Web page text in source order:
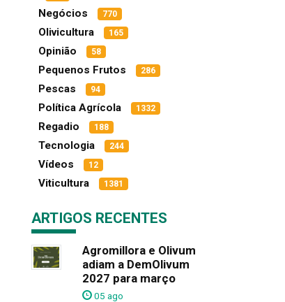
Negócios 770
Olivicultura 165
Opinião 58
Pequenos Frutos 286
Pescas 94
Política Agrícola 1332
Regadio 188
Tecnologia 244
Vídeos 12
Viticultura 1381
ARTIGOS RECENTES
Agromillora e Olivum
adiam a DemOlivum
2027 para março
05 ago